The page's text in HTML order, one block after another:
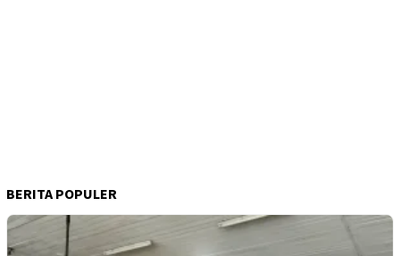
BERITA POPULER